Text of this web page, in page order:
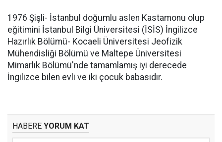
1976 Şişli- İstanbul doğumlu aslen Kastamonu olup
eğitimini İstanbul Bilgi Üniversitesi (İSİS) İngilizce
Hazırlık Bölümü- Kocaeli Üniversitesi Jeofizik
Mühendisliği Bölümü ve Maltepe Üniversitesi
Mimarlık Bölümü'nde tamamlamış iyi derecede
İngilizce bilen evli ve iki çocuk babasıdır.
HABERE YORUM KAT